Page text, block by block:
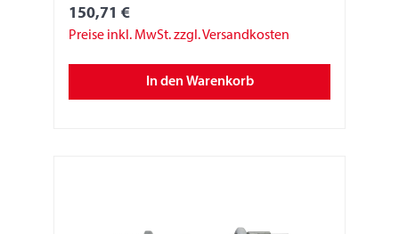
150,71 €
Preise inkl. MwSt. zzgl. Versandkosten
In den Warenkorb